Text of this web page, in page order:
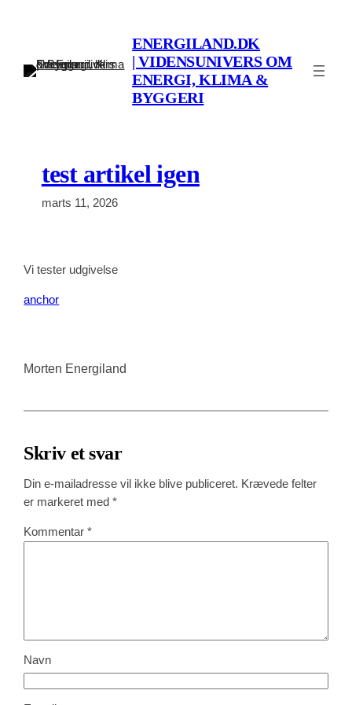
ENERGILAND.DK
| VIDENSUNIVERS OM
ENERGI, KLIMA &
BYGGERI
test artikel igen
marts 11, 2026
Vi tester udgivelse
anchor
Morten Energiland
Skriv et svar
Din e-mailadresse vil ikke blive publiceret. Krævede felter
er markeret med*
Kommentar*
Navn